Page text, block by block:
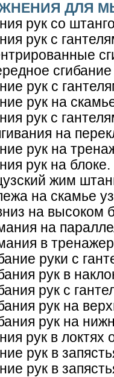
ДЛЯ
рук со
рук с
сгибание
рук с
рук на
рук с
на
рук на
рук на блоке.
жим
на скамье
на высоком
на
в
руки с
рук в
рук с
рук на
рук на
рук в
рук в
рук в